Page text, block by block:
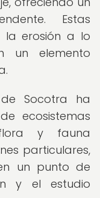
Estas
la erosión a lo
un elemento
Socotra ha
ecosistemas
y fauna
particulares,
un punto de
y el estudio